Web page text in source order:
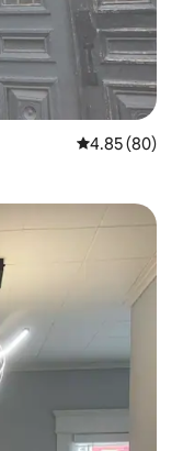
Calificación
4.85 (80)